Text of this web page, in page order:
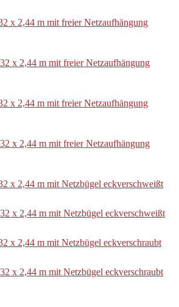
x 2,44 m mit freier Netzaufhängung
x 2,44 m mit freier Netzaufhängung
x 2,44 m mit freier Netzaufhängung
x 2,44 m mit freier Netzaufhängung
x 2,44 m mit Netzbügel eckverschweißt
x 2,44 m mit Netzbügel eckverschweißt
x 2,44 m mit Netzbügel eckverschraubt
x 2,44 m mit Netzbügel eckverschraubt